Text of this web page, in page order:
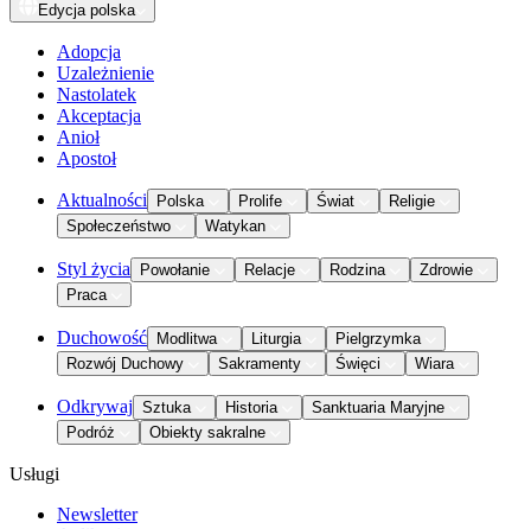
Edycja polska
Adopcja
Uzależnienie
Nastolatek
Akceptacja
Anioł
Apostoł
Aktualności Polska Prolife Świat
Religie
Społeczeństwo
Watykan
Styl życia Powołanie Relacje Rodzina
Zdrowie
Praca
Duchowość Modlitwa Liturgia
Pielgrzymka
Rozwój Duchowy
Sakramenty Święci Wiara
Odkrywaj Sztuka Historia
Sanktuaria Maryjne
Podróż
Obiekty sakralne
Usługi
Newsletter